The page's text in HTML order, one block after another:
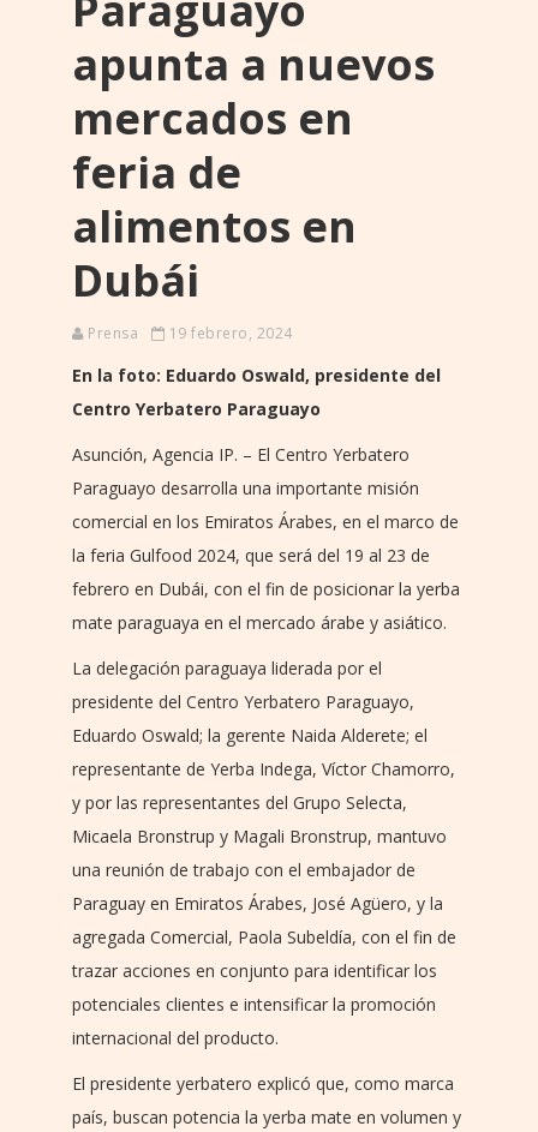
apunta a nuevos
mercados en
feria de
alimentos en
Dubái
Prensa 19 febrero, 2024
En la foto: Eduardo Oswald, presidente del
Centro Yerbatero Paraguayo
Asunción, Agencia IP. – El Centro Yerbatero
Paraguayo desarrolla una importante misión
comercial en los Emiratos Árabes, en el marco de
la feria Gulfood 2024, que será del 19 al 23 de
febrero en Dubái, con el fin de posicionar la yerba
mate paraguaya en el mercado árabe y asiático.
La delegación paraguaya liderada por el
presidente del Centro Yerbatero Paraguayo,
Eduardo Oswald; la gerente Naida Alderete; el
representante de Yerba Indega, Víctor Chamorro,
y por las representantes del Grupo Selecta,
Micaela Bronstrup y Magali Bronstrup, mantuvo
una reunión de trabajo con el embajador de
Paraguay en Emiratos Árabes, José Agüero, y la
agregada Comercial, Paola Subeldía, con el fin de
trazar acciones en conjunto para identificar los
potenciales clientes e intensificar la promoción
internacional del producto.
El presidente yerbatero explicó que, como marca
país, buscan potencia la yerba mate en volumen y